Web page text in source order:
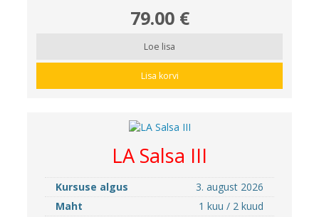
79.00 €
Loe lisa
Lisa korvi
LA Salsa III
Kursuse algus
3. august 2026
Maht
1 kuu / 2 kuud